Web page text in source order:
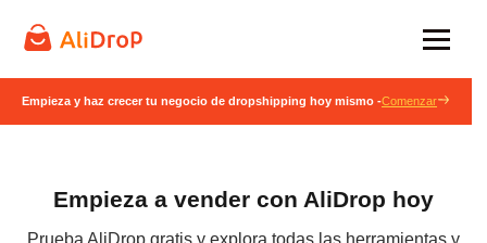
Empieza y haz crecer tu negocio de dropshipping hoy mismo -Comenzar
Empieza a vender con AliDrop hoy
Prueba AliDrop gratis y explora todas las herramientas y